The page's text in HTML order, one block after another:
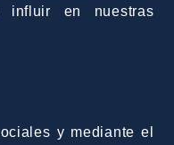
influir en nuestras
y mediante el